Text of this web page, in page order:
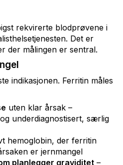
rekvirerte blodprøvene i
Det er
der målingen er sentral.
indikasjonen. Ferritin måles
uten klar årsak –
underdiagnostisert, særlig
hemoglobin, der ferritin
er jernmangel
planlegger graviditet –